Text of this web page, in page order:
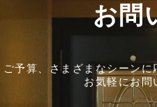
お問
ご予算、さまざまなシーンに
お気軽にお問